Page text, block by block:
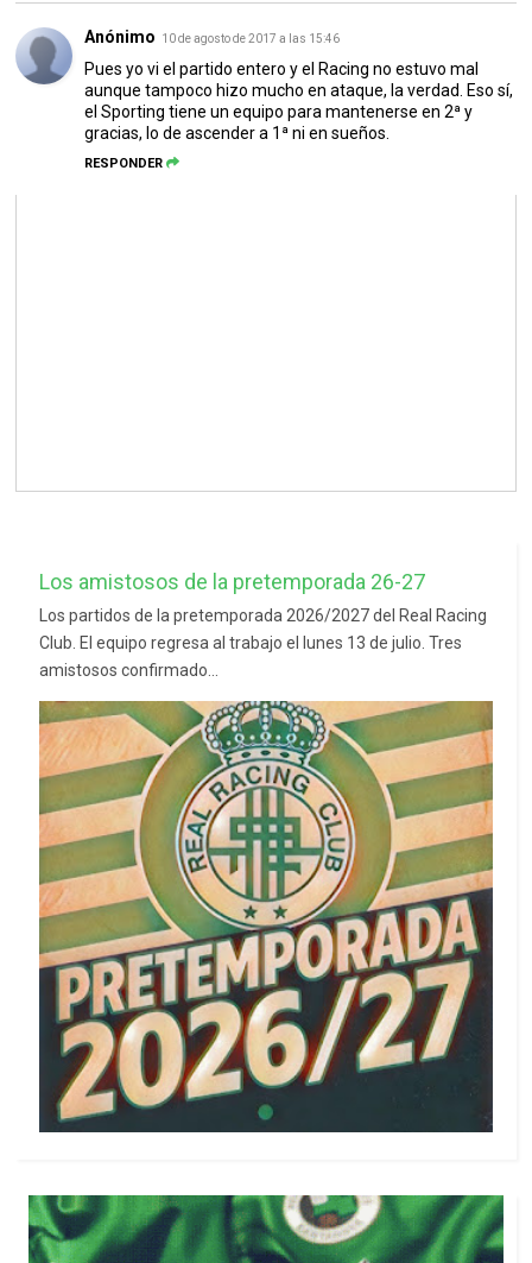
Anónimo 10 de agosto de 2017 a las 15:46
Pues yo vi el partido entero y el Racing no estuvo mal
aunque tampoco hizo mucho en ataque, la verdad. Eso sí,
el Sporting tiene un equipo para mantenerse en 2ª y
gracias, lo de ascender a 1ª ni en sueños.
RESPONDER
Los amistosos de la pretemporada 26-27
Los partidos de la pretemporada 2026/2027 del Real Racing
Club. El equipo regresa al trabajo el lunes 13 de julio. Tres
amistosos confirmado...